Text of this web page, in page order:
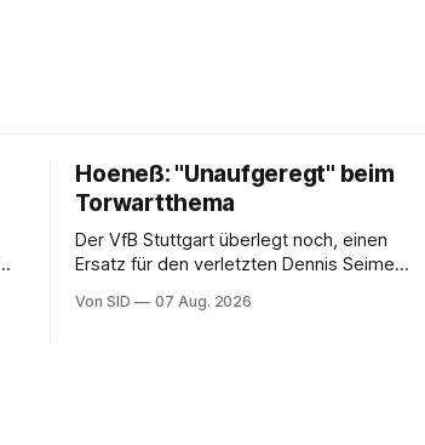
Hoeneß: "Unaufgeregt" beim
Torwartthema
Der VfB Stuttgart überlegt noch, einen
Ersatz für den verletzten Dennis Seimen
Schwaben auch die Frage nach dem
Von SID 07 Aug. 2026